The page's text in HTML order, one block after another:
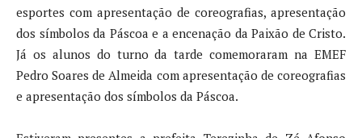
esportes com apresentação de coreografias, apresentação
dos símbolos da Páscoa e a encenação da Paixão de Cristo.
Já os alunos do turno da tarde comemoraram na EMEF
Pedro Soares de Almeida com apresentação de coreografias
e apresentação dos símbolos da Páscoa.